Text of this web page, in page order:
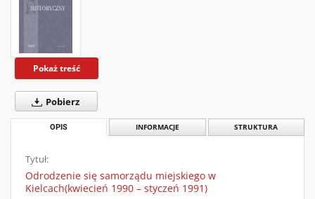
Pokaż treść
Pobierz
OPIS INFORMACJE STRUKTURA
Tytuł:
Odrodzenie się samorządu miejskiego w
Kielcach(kwiecień 1990 – styczeń 1991)